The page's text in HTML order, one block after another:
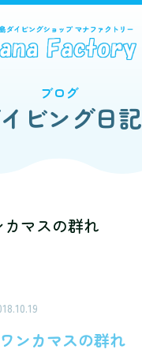
ブログ
ビング日記
マスの群れ
ンカマスの群れ